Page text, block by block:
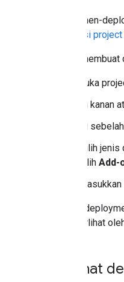
Untuk men-
asosiasi
Untuk
Buka
Di kanan
Di
Pilih
pilih Add-
Setiap
akan terlihat
Melihat